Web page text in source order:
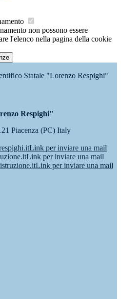
non possono essere
l'elenco nella pagina della cookie
Statale "Lorenzo Respighi"
Respighi"
Piacenza (PC) Italy
Link per inviare una mail
Link per inviare una mail
Link per inviare una mail